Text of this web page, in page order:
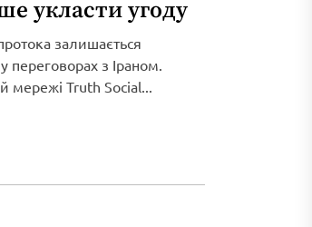
укласти угоду
залишається
переговорах з Іраном.
мережі Truth Social...